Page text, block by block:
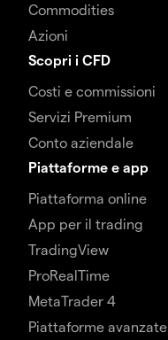
Commodities
Azioni
Scopri i CFD
Costi e commissioni
Servizi Premium
Conto aziendale
Piattaforme e app
Piattaforma online
App per il trading
TradingView
ProRealTime
MetaTrader 4
Piattaforme avanzate